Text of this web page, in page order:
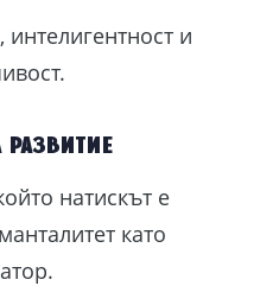
и
натискът е
като